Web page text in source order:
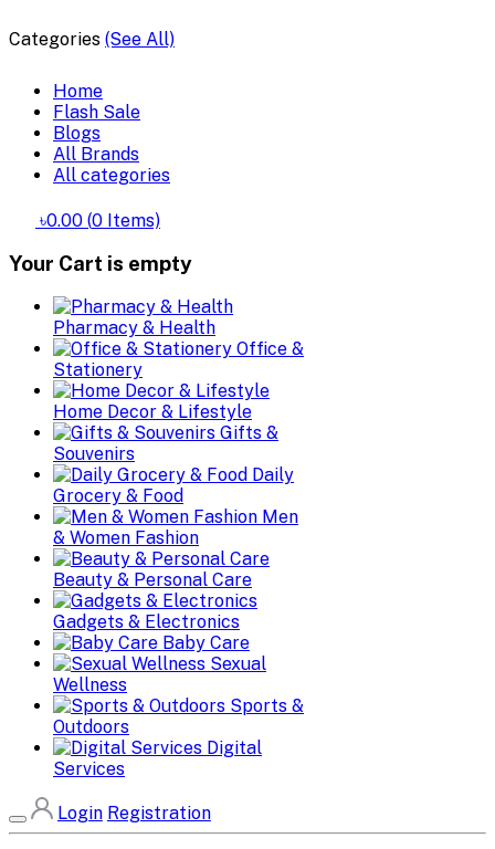
Categories (See All)
Home
Flash Sale
Blogs
All Brands
All categories
৳0.00 (0 Items)
Your Cart is empty
Pharmacy & Health
Office &
Stationery
Home Decor & Lifestyle
Gifts &
Souvenirs
Daily
Grocery & Food
Men
& Women Fashion
Beauty & Personal Care
Gadgets & Electronics
Baby Care
Sexual
Wellness
Sports &
Outdoors
Digital
Services
Login Registration